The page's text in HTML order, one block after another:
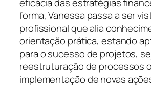
eficácia das estratégias
forma, Vanessa passa a ser
profissional que alia
orientação prática, estando
para o sucesso de projetos,
reestruturação de processos
implementação de novas